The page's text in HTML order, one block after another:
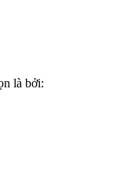
là bởi: